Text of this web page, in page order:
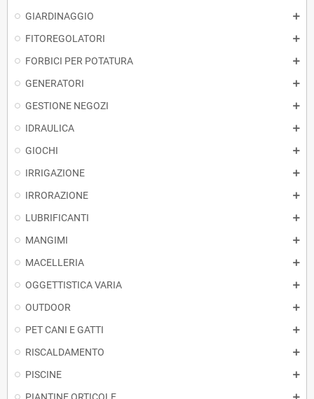
GIARDINAGGIO
FITOREGOLATORI
FORBICI PER POTATURA
GENERATORI
GESTIONE NEGOZI
IDRAULICA
GIOCHI
IRRIGAZIONE
IRRORAZIONE
LUBRIFICANTI
MANGIMI
MACELLERIA
OGGETTISTICA VARIA
OUTDOOR
PET CANI E GATTI
RISCALDAMENTO
PISCINE